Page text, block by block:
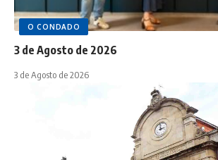
O CONDADO
3 de Agosto de 2026
3 de Agosto de 2026